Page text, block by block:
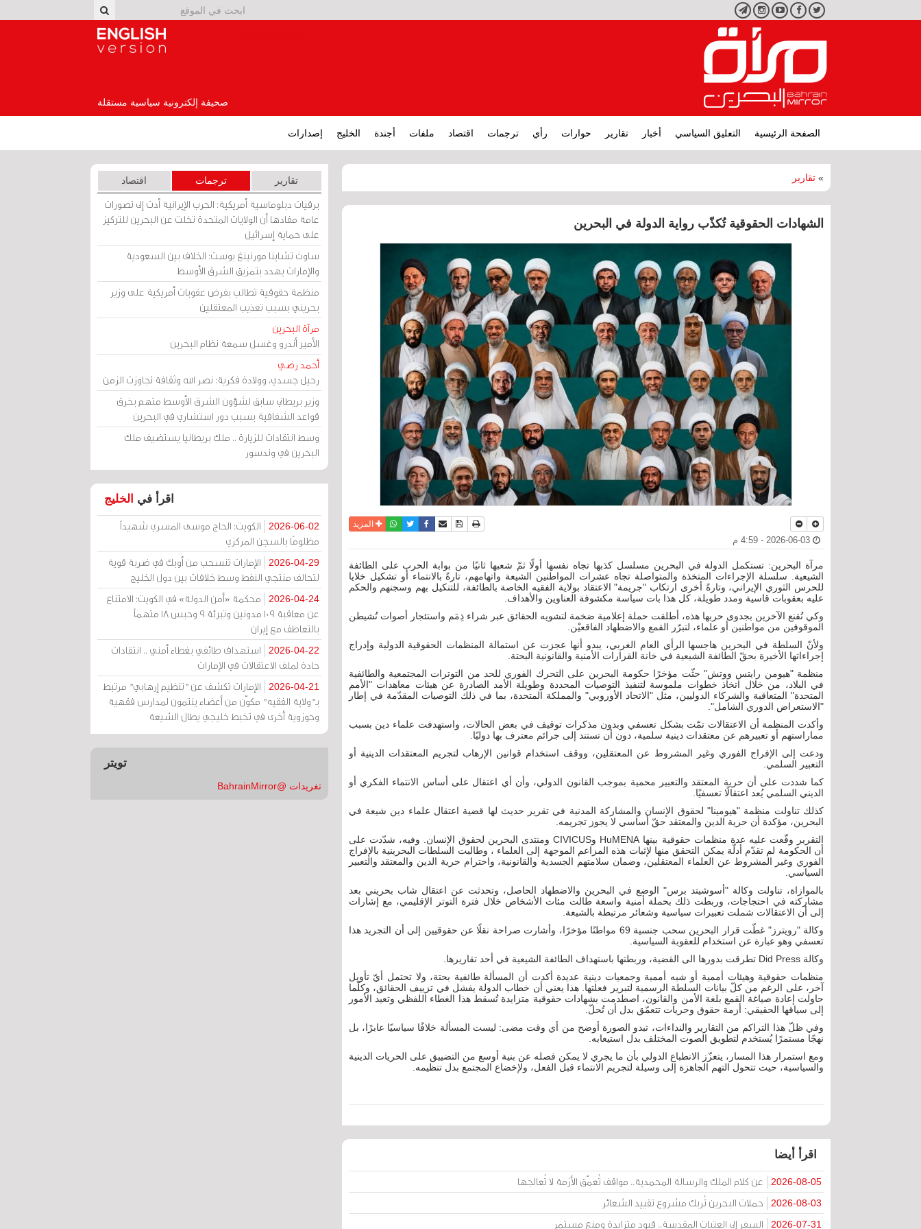
تويتر فيسبوكيوتيوبانستجرامتليجرام
صحيفة إلكترونية سياسية مستقلة
الصفحة الرئيسية التعليق السياسي أخبار تقارير حوارات رأي ترجمات اقتصاد ملفات أجندة الخليج إصدارات
» تقارير
الشهادات الحقوقية تُكذّب رواية الدولة في البحرين
نسخة للطباعة
حفظ الموضوع
أرسل الى صديق
فيسبوكتويترواتسابالمزيد
مرآة البحرين: تستكمل الدولة في البحرين مسلسل كذبها تجاه نفسها أولًا ثمّ شعبها ثانيًا من بوابة الحرب على الطائفة
الشيعية. سلسلة الإجراءات المتخذة والمتواصلة تجاه عشرات المواطنين الشيعة واتهامهم، تارةً بالانتماء أو تشكيل خلايا
للحرس الثوري الإيراني، وتارةً أخرى ارتكاب "جريمة" الاعتقاد بولاية الفقيه الخاصة بالطائفة، للتنكيل بهم وسجنهم والحكم
عليه بعقوبات قاسية ومدد طويلة، كل هذا بات سياسة مكشوفة العناوين والأهداف.
وكي تُقنع الآخرين بجدوى حربها هذه، أطلقت حملة إعلامية ضخمة لتشويه الحقائق عبر شراء ذِمَم واستئجار أصوات تُشيطن
الموقوفين من مواطنين أو علماء، لتبرّر القمع والاضطهاد الفاقعيْن.
ولأنّ السلطة في البحرين هاجسها الرأي العام الغربي، يبدو أنها عجزت عن استمالة المنظمات الحقوقية الدولية وإدراج
إجراءاتها الأخيرة بحقّ الطائفة الشيعية في خانة القرارات الأمنية والقانونية البحتة.
منظمة "هيومن رايتس ووتش" حثّت مؤخرًا حكومة البحرين على التحرك الفوري للحد من التوترات المجتمعية والطائفية
في البلاد، من خلال اتخاذ خطوات ملموسة لتنفيذ التوصيات المحددة وطويلة الأمد الصادرة عن هيئات معاهدات "الأمم
المتحدة" المتعاقبة والشركاء الدوليين، مثل "الاتحاد الأوروبي" والمملكة المتحدة، بما في ذلك التوصيات المقدّمة في إطار
"الاستعراض الدوري الشامل".
وأكدت المنظمة أن الاعتقالات تمّت بشكل تعسفي وبدون مذكرات توقيف في بعض الحالات، واستهدفت علماء دين بسبب
مماراستهم أو تعبيرهم عن معتقدات دينية سلمية، دون أن تستند إلى جرائم معترف بها دوليًا.
ودعت إلى الإفراج الفوري وغير المشروط عن المعتقلين، ووقف استخدام قوانين الإرهاب لتجريم المعتقدات الدينية أو
التعبير السلمي.
كما شددت على أن حرية المعتقد والتعبير محمية بموجب القانون الدولي، وأن أي اعتقال على أساس الانتماء الفكري أو
الديني السلمي يُعد اعتقالًا تعسفيًا.
كذلك تناولت منظمة "هيومينا" لحقوق الإنسان والمشاركة المدنية في تقرير حديث لها قضية اعتقال علماء دين شيعة في
البحرين، مؤكدة أن حرية الدين والمعتقد حقّ أساسي لا يجوز تجريمه.
التقرير وقّعت عليه عدة منظمات حقوقية بينها HuMENA وCIVICUS ومنتدى البحرين لحقوق الإنسان. وفيه، شدّدت على
أن الحكومة لم تقدّم أدلّة يمكن التحقق منها لإثبات هذه المزاعم الموجهة إلى العلماء ، وطالبت السلطات البحرينية بالإفراج
الفوري وغير المشروط عن العلماء المعتقلين، وضمان سلامتهم الجسدية والقانونية، واحترام حرية الدين والمعتقد والتعبير
السياسي.
بالموازاة، تناولت وكالة "أسوشيتد برس" الوضع في البحرين والاضطهاد الحاصل، وتحدثت عن اعتقال شاب بحريني بعد
مشاركته في احتجاجات، وربطت ذلك بحملة أمنية واسعة طالت مئات الأشخاص خلال فترة التوتر الإقليمي، مع إشارات
إلى أن الاعتقالات شملت تعبيرات سياسية وشعائر مرتبطة بالشيعة.
وكالة "رويترز" غطّت قرار البحرين سحب جنسية 69 مواطنًا مؤخرًا، وأشارت صراحة نقلًا عن حقوقيين إلى أن التجريد هذا
تعسفي وهو عبارة عن استخدام للعقوبة السياسية.
وكالة Did Press تطرقت بدورها الى القضية، وربطتها باستهداف الطائفة الشيعية في أحد تقاريرها.
منظمات حقوقية وهيئات أممية أو شبه أممية وجمعيات دينية عديدة أكدت أن المسألة طائفية بحتة، ولا تحتمل أيّ تأويل
آخر، على الرغم من كلّ بيانات السلطة الرسمية لتبرير فعلتها. هذا يعني أن خطاب الدولة يفشل في تزييف الحقائق، وكلّما
حاولت إعادة صياغة القمع بلغة الأمن والقانون، اصطدمت بشهادات حقوقية متزايدة تُسقط هذا الغطاء اللفظي وتعيد الأمور
إلى سياقها الحقيقي: أزمة حقوق وحريات تتعمّق بدل أن تُحلّ.
وفي ظلّ هذا التراكم من التقارير والنداءات، تبدو الصورة أوضح من أي وقت مضى: ليست المسألة خلافًا سياسيًا عابرًا، بل
نهجًا مستمرًا يُستخدم لتطويق الصوت المختلف بدل استيعابه.
ومع استمرار هذا المسار، يتعزّز الانطباع الدولي بأن ما يجري لا يمكن فصله عن بنية أوسع من التضييق على الحريات الدينية
والسياسية، حيث تتحول التهم الجاهزة إلى وسيلة لتجريم الانتماء قبل الفعل، ولإخضاع المجتمع بدل تنظيمه.
اقرأ أيضا
2026-08-05 عن كلام الملك والرسالة المحمدية.. مواقف تُعمّق الأزمة لا تُعالجها
2026-08-03 حملات البحرين تُربك مشروع تقييد الشعائر
2026-07-31 السفر إلى العتبات المقدسة.. قيود متزايدة ومنع مستمر
تقارير ترجمات اقتصاد
برقيات دبلوماسية أمريكية: الحرب الإيرانية أدت إلى تصورات
عامة مفادها أن الولايات المتحدة تخلت عن البحرين للتركيز
على حماية إسرائيل
ساوث تشاينا مورنينغ بوست: الخلاف بين السعودية
والإمارات يهدد بتمزيق الشرق الأوسط
منظمة حقوقية تطالب بفرض عقوبات أمريكية على وزير
بحريني بسبب تعذيب المعتقلين
مرآة البحرين
الأمير أندرو وغسل سمعة نظام البحرين
أحمد رضي
رحيل جسدي، وولادة فكرية: نصر الله وثقافة تجاوزت الزمن
وزير بريطاني سابق لشؤون الشرق الأوسط متهم بخرق
قواعد الشفافية بسبب دور استشاري في البحرين
وسط انتقادات للزيارة .. ملك بريطانيا يستضيف ملك
البحرين في وندسور
اقرأ في الخليج
2026-06-02
الكويت: الحاج موسى المسري شهيداً
مظلومًا بالسجن المركزي
2026-04-29
الإمارات تنسحب من أوبك في ضربة قوية
لتحالف منتجي النفط وسط خلافات بين دول الخليج
2026-04-24
محكمة «أمن الدولة» في الكويت: الامتناع
عن معاقبة 109 مدونين وتبرئة 9 وحبس 18 متهماً
بالتعاطف مع إيران
2026-04-22
استهداف طائفي بغطاء أمني .. انتقادات
حادة لملف الاعتقالات في الإمارات
2026-04-21
الإمارات تكشف عن "تنظيم إرهابي" مرتبط
بـ"ولاية الفقيه" مكوّن من أعضاء ينتمون لمدارس فقهية
وحوزوية أخرى في تخبط خليجي يطال الشيعة
تويتر
تغريدات @BahrainMirror